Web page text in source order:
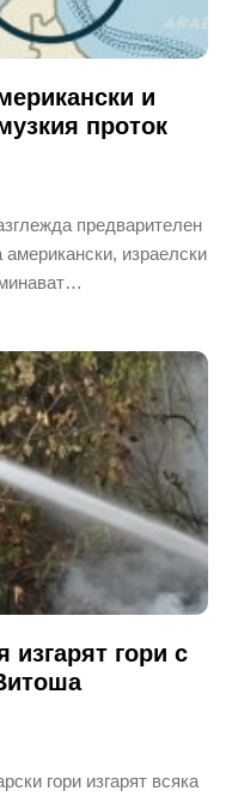
и
проток
предварителен
американски, израелски
изгарят гори с
гори изгарят всяка